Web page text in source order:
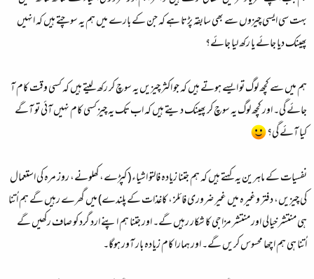
بہت سی ایسی چیزوں سے بھی سابقہ پڑتا ہے کہ جن کے بارے میں ہم یہ سوچتے ہیں کہ انہیں
پھینک دیا جائے یا رکھ لیا جائے؟
ہم میں سے کچھ لوگ تو ایسے ہوتے ہیں کہ جو اکثر چیزیں یہ سوچ کر رکھ لیتے ہیں کہ کسی وقت کام آ
جائے گی۔ اور کچھ لوگ یہ سوچ کر پھینک دیتے ہیں کہ اب تک یہ چیز کسی کام نہیں آئی تو آگے
کیا آئے گی؟
نفسیات کے ماہرین یہ کہتے ہیں کہ ہم جتنا زیادہ فالتو اشیاء ( کپڑے، کھلونے، روز مرہ کی استعمال
کی چیزیں، دفتر وغیرہ میں غیر ضروری فائلز ، کاغذات کے پلندے) میں گھرے رہیں گے ہم اُتنا
ہی منتشر خیالی اور منتشر مزاجی کا شکار رہیں گے۔ اور جتنا ہم اپنے ارد گرد کو صاف رکھیں گے
اُتنا ہی ہم اچھا محسوس کریں گے۔ اور ہمارا کام زیادہ بار آور ہوگا۔